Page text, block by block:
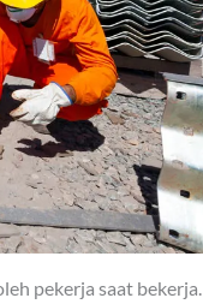
pekerja saat bekerja.